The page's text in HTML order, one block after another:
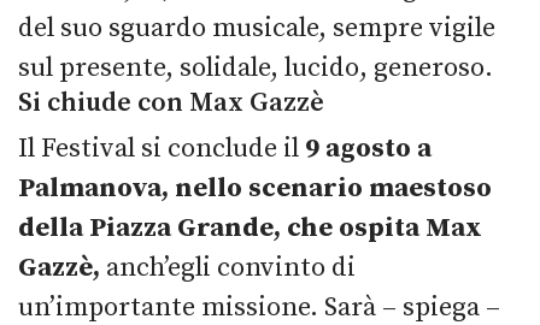
del suo sguardo musicale, sempre vigile
sul presente, solidale, lucido, generoso.
Si chiude con Max Gazzè
Il Festival si conclude il 9 agosto a
Palmanova, nello scenario maestoso
della Piazza Grande, che ospita Max
Gazzè, anch’egli convinto di
un’importante missione. Sarà – spiega –